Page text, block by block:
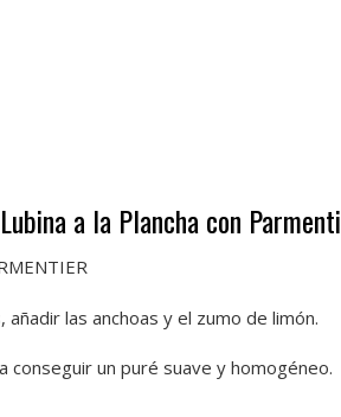
a la Plancha con
las anchoas y el zumo de limón.
conseguir un puré suave y homogéneo.